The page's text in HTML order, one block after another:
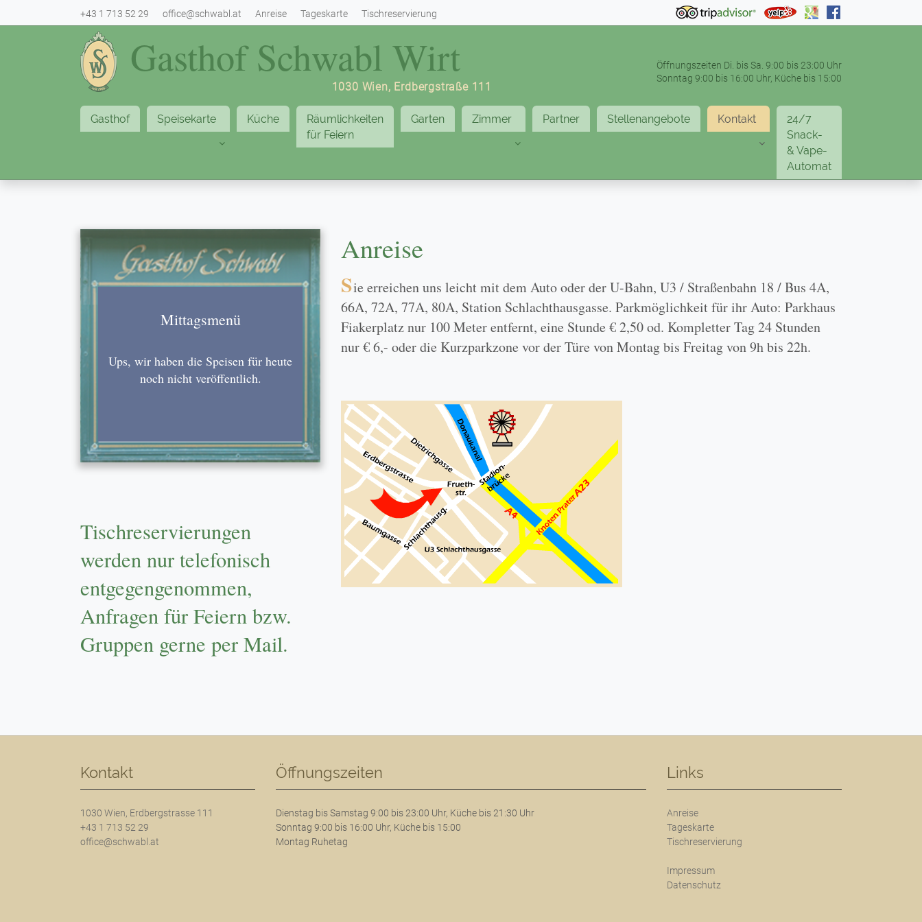
+43 1 713 52 29 office@schwabl.at Anreise Tageskarte Tischreservierung
Gasthof Schwabl Wirt
1030 Wien, Erdbergstraße 111
Öffnungszeiten Di. bis Sa. 9:00 bis 23:00 Uhr
Sonntag 9:00 bis 16:00 Uhr, Küche bis 15:00
Gasthof Speisekarte Küche
Räumlichkeiten
für Feiern
Garten Zimmer Partner Stellenangebote Kontakt
24/7
Snack-
& Vape-
Automat
Anreise
Sie erreichen uns leicht mit dem Auto oder der U-Bahn, U3 / Straßenbahn 18 / Bus 4A,
66A, 72A, 77A, 80A, Station Schlachthausgasse. Parkmöglichkeit für ihr Auto: Parkhaus
Fiakerplatz nur 100 Meter entfernt, eine Stunde € 2,50 od. Kompletter Tag 24 Stunden
nur € 6,- oder die Kurzparkzone vor der Türe von Montag bis Freitag von 9h bis 22h.
Mittagsmenü
Ups, wir haben die Speisen für heute
noch nicht veröffentlich.
Tischreservierungen
werden nur telefonisch
entgegengenommen,
Anfragen für Feiern bzw.
Gruppen gerne per Mail.
Kontakt
1030 Wien, Erdbergstrasse 111
+43 1 713 52 29
office@schwabl.at
Öffnungszeiten
Dienstag bis Samstag 9:00 bis 23:00 Uhr, Küche bis 21:30 Uhr
Sonntag 9:00 bis 16:00 Uhr, Küche bis 15:00
Montag Ruhetag
Links
Anreise
Tageskarte
Tischreservierung
Impressum
Datenschutz